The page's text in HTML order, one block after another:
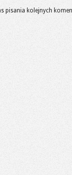
pisania kolejnych